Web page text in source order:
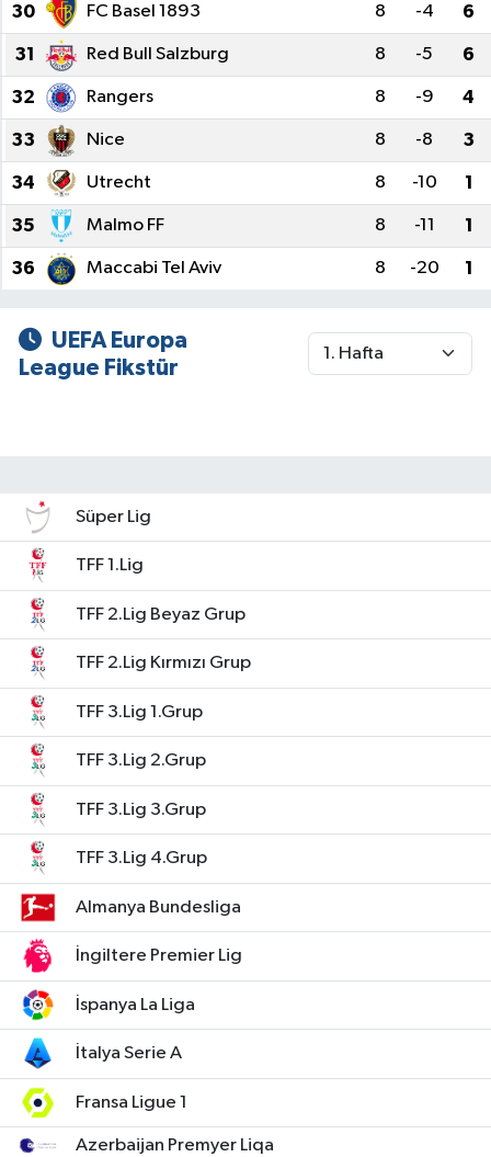
30 FC Basel 1893 8 -4 6
31 Red Bull Salzburg 8 -5 6
32 Rangers 8 -9 4
33 Nice 8 -8 3
34 Utrecht 8 -10 1
35 Malmo FF 8 -11 1
36 Maccabi Tel Aviv 8 -20 1
UEFA Europa
League Fikstür
Süper Lig
TFF 1.Lig
TFF 2.Lig Beyaz Grup
TFF 2.Lig Kırmızı Grup
TFF 3.Lig 1.Grup
TFF 3.Lig 2.Grup
TFF 3.Lig 3.Grup
TFF 3.Lig 4.Grup
Almanya Bundesliga
İngiltere Premier Lig
İspanya La Liga
İtalya Serie A
Fransa Ligue 1
Azerbaijan Premyer Liqa